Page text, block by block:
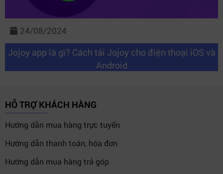
24/08/2024
Jojoy app là gì? Cách tải Jojoy cho điện thoại iOS và
Android
HỖ TRỢ KHÁCH HÀNG
Hướng dẫn mua hàng trực tuyến
Hướng dẫn thanh toán, hóa đơn
Hướng dẫn mua hàng trả góp